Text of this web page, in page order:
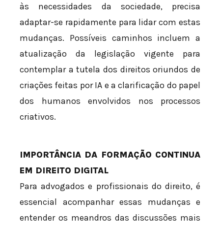
às necessidades da sociedade, precisa
adaptar-se rapidamente para lidar com estas
mudanças. Possíveis caminhos incluem a
atualização da legislação vigente para
contemplar a tutela dos direitos oriundos de
criações feitas por IA e a clarificação do papel
dos humanos envolvidos nos processos
criativos.
IMPORTÂNCIA DA FORMAÇÃO CONTINUA
EM DIREITO DIGITAL
Para advogados e profissionais do direito, é
essencial acompanhar essas mudanças e
entender os meandros das discussões mais